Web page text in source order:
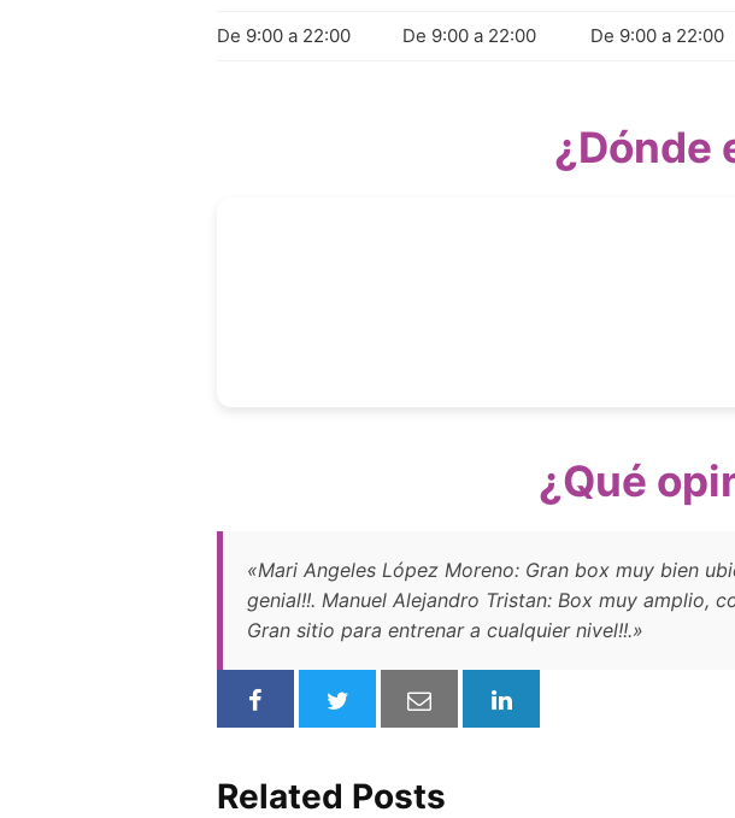
De 9:00 a 22:00 De 9:00 a 22:00 De 9:00 a 22:00
¿Dónde
¿Qué
«Mari Angeles López Moreno: Gran box muy bien
genial!!. Manuel Alejandro Tristan: Box muy amplio,
Gran sitio para entrenar a cualquier nivel!!.»
Related Posts